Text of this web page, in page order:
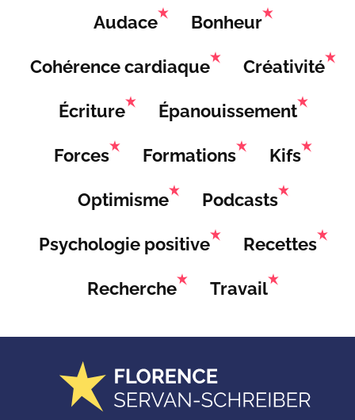
Audace Bonheur
Cohérence cardiaque Créativité
Écriture Épanouissement
Forces Formations Kifs
Optimisme Podcasts
Psychologie positive Recettes
Recherche Travail